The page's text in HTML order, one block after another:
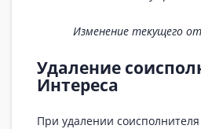
Изменение текущего
Удаление
Интереса
При удалении